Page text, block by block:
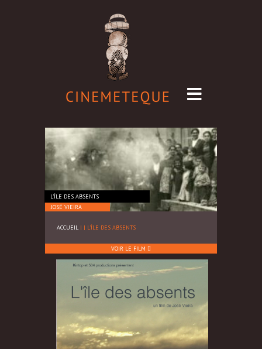
L'ÎLE DES ABSENTS
JOSÉ VIEIRA
ACCUEIL | | L'ÎLE DES ABSENTS
VOIR LE FILM